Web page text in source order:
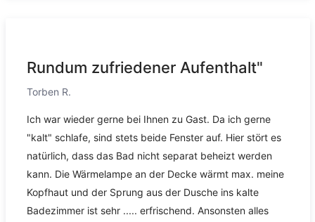
Rundum zufriedener Aufenthalt"
Torben R.
Ich war wieder gerne bei Ihnen zu Gast. Da ich gerne
"kalt" schlafe, sind stets beide Fenster auf. Hier stört es
natürlich, dass das Bad nicht separat beheizt werden
kann. Die Wärmelampe an der Decke wärmt max. meine
Kopfhaut und der Sprung aus der Dusche ins kalte
Badezimmer ist sehr ..... erfrischend. Ansonsten alles